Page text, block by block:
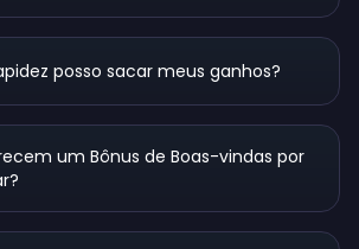
posso sacar meus ganhos?
um Bônus de Boas-vindas por